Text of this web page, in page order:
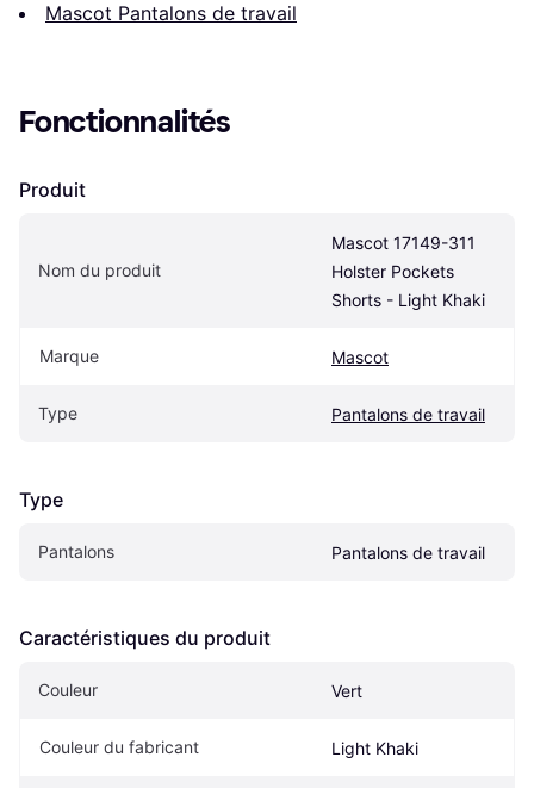
Mascot Pantalons de travail
Fonctionnalités
Produit
Nom du produit
Mascot 17149-311
Holster Pockets
Shorts - Light Khaki
Marque Mascot
Type Pantalons de travail
Type
Pantalons Pantalons de travail
Caractéristiques du produit
Couleur Vert
Couleur du fabricant Light Khaki